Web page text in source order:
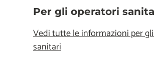
Per gli operatori
Vedi tutte le informazioni per
sanitari